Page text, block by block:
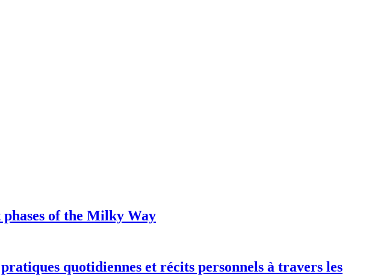
of the Milky Way
quotidiennes et récits personnels à travers les